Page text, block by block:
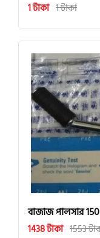
1 টাকা 1 টাকা
বাজাজ পালসার
1438 টাকা 1553